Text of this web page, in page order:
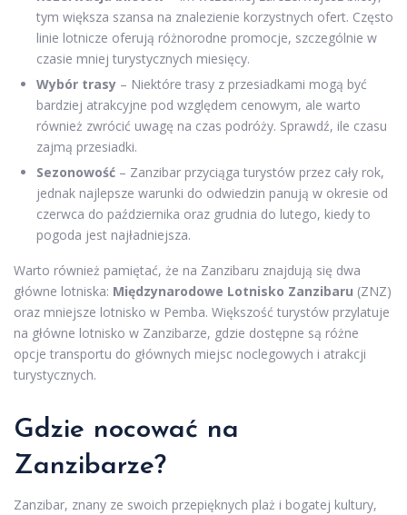
tym większa szansa na znalezienie korzystnych ofert. Często
linie lotnicze oferują różnorodne promocje, szczególnie w
czasie mniej turystycznych miesięcy.
Wybór trasy – Niektóre trasy z przesiadkami mogą być
bardziej atrakcyjne pod względem cenowym, ale warto
również zwrócić uwagę na czas podróży. Sprawdź, ile czasu
zajmą przesiadki.
Sezonowość – Zanzibar przyciąga turystów przez cały rok,
jednak najlepsze warunki do odwiedzin panują w okresie od
czerwca do października oraz grudnia do lutego, kiedy to
pogoda jest najładniejsza.
Warto również pamiętać, że na Zanzibaru znajdują się dwa
główne lotniska: Międzynarodowe Lotnisko Zanzibaru (ZNZ)
oraz mniejsze lotnisko w Pemba. Większość turystów przylatuje
na główne lotnisko w Zanzibarze, gdzie dostępne są różne
opcje transportu do głównych miejsc noclegowych i atrakcji
turystycznych.
Gdzie nocować na
Zanzibarze?
Zanzibar, znany ze swoich przepięknych plaż i bogatej kultury,